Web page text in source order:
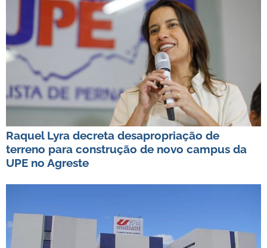
Raquel Lyra decreta desapropriação de
terreno para construção de novo campus da
UPE no Agreste